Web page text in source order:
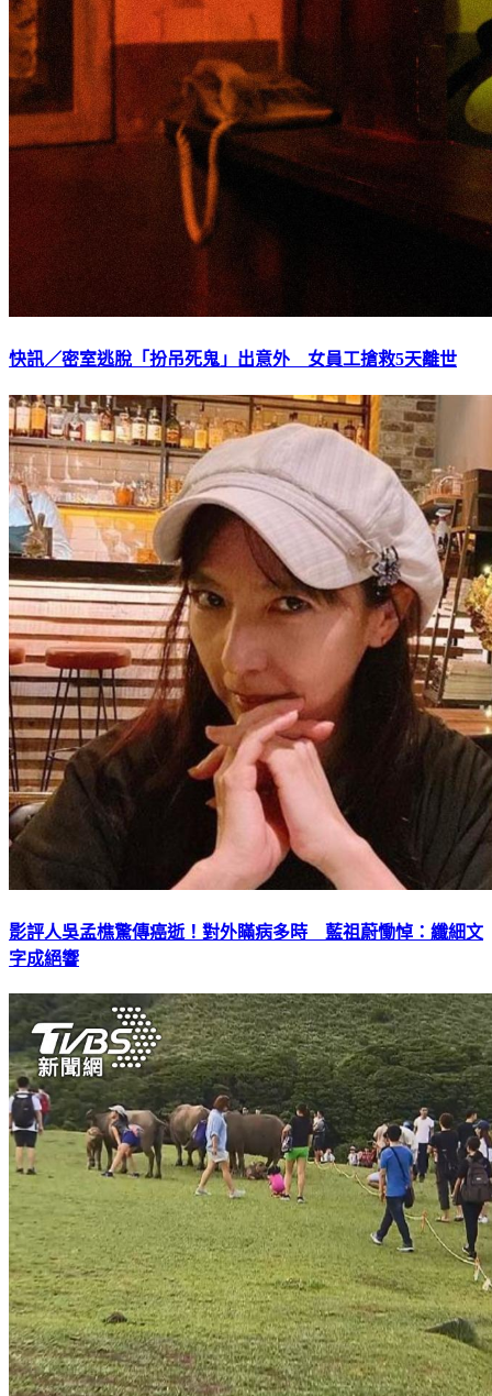
影評人吳孟樵驚傳癌逝！對外瞞病多時 藍祖蔚慟悼：纖細文